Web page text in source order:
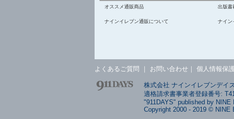
オススメ通販商品 出版書
ナインイレブン通販について
ナイン
よくあるご質問 お問い合わせ 個人情報保
株式会社 ナインイレブンデイ
適格請求書事業者登録番号:
"911DAYS" published by
Copyright 2000 - 2019 © NINE